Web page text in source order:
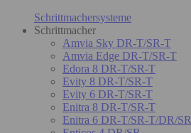
Schrittmachersysteme
Schrittmacher
Amvia Sky DR-T/SR-T
Amvia Edge DR-T/SR-T
Edora 8 DR-T/SR-T
Evity 8 DR-T/SR-T
Evity 6 DR-T/SR-T
Enitra 8 DR-T/SR-T
Enitra 6 DR-T/SR-T/DR/SR